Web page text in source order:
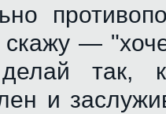
скажу —
так,
и